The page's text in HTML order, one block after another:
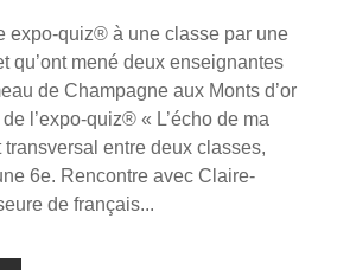
expo-quiz® à une classe par une
qu’ont mené deux enseignantes
de Champagne aux Monts d’or
l’expo-quiz® « L’écho de ma
transversal entre deux classes,
6e. Rencontre avec Claire-
de français...